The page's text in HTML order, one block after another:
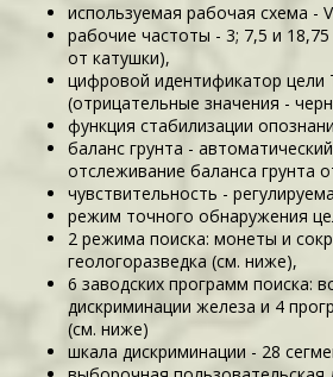
используемая рабочая схема -
рабочие частоты - 3; 7,5 и
от катушки),
цифровой идентификатор цели
(отрицательные значения -
функция стабилизации
баланс грунта -
отслеживание баланса грунта
чувствительность -
режим точного обнаружения
2 режима поиска: монеты и
геологоразведка (см. ниже),
6 заводских программ поиска:
дискриминации железа и 4
(см. ниже)
шкала дискриминации - 28